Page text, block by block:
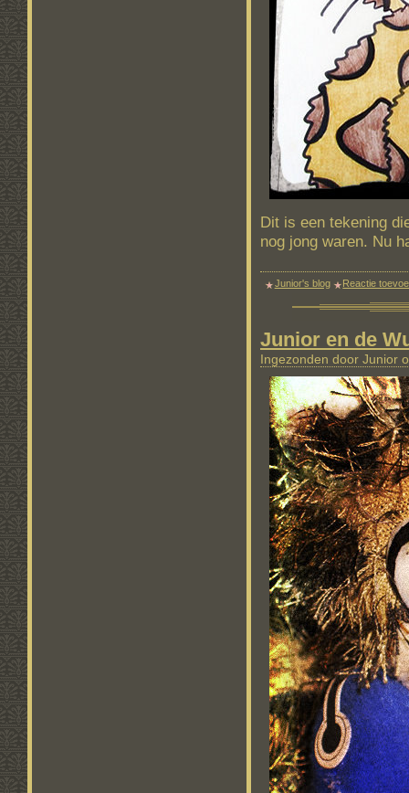
Dit is een tekening
nog jong waren. Nu
Junior's blog Reactie
Junior en de
Ingezonden door Junior